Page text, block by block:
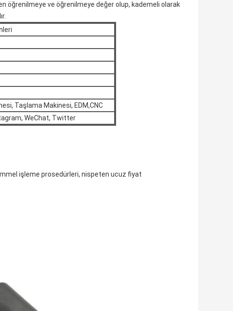
öğrenilmeye ve öğrenilmeye değer olup, kademeli olarak
Taşlama Makinesi, EDM,CNC
WeChat, Twitter
işleme prosedürleri, nispeten ucuz fiyat